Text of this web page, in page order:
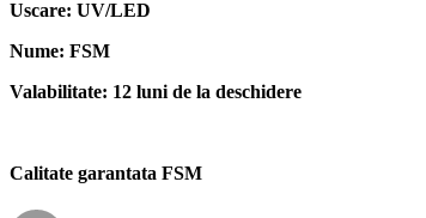
Uscare: UV/LED
Nume: FSM
Valabilitate: 12 luni de la deschidere
Calitate garantata FSM